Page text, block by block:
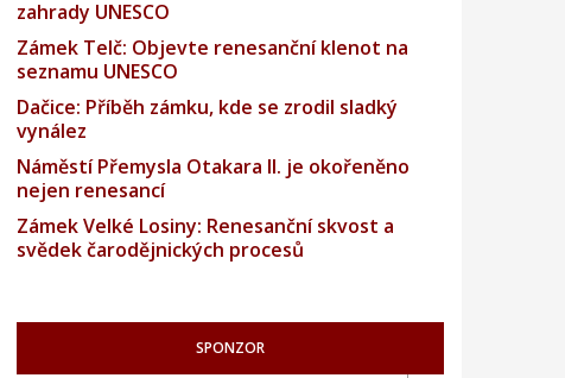
zahrady UNESCO
Zámek Telč: Objevte renesanční klenot na
seznamu UNESCO
Dačice: Příběh zámku, kde se zrodil sladký
vynález
Náměstí Přemysla Otakara II. je okořeněno
nejen renesancí
Zámek Velké Losiny: Renesanční skvost a
svědek čarodějnických procesů
SPONZOR